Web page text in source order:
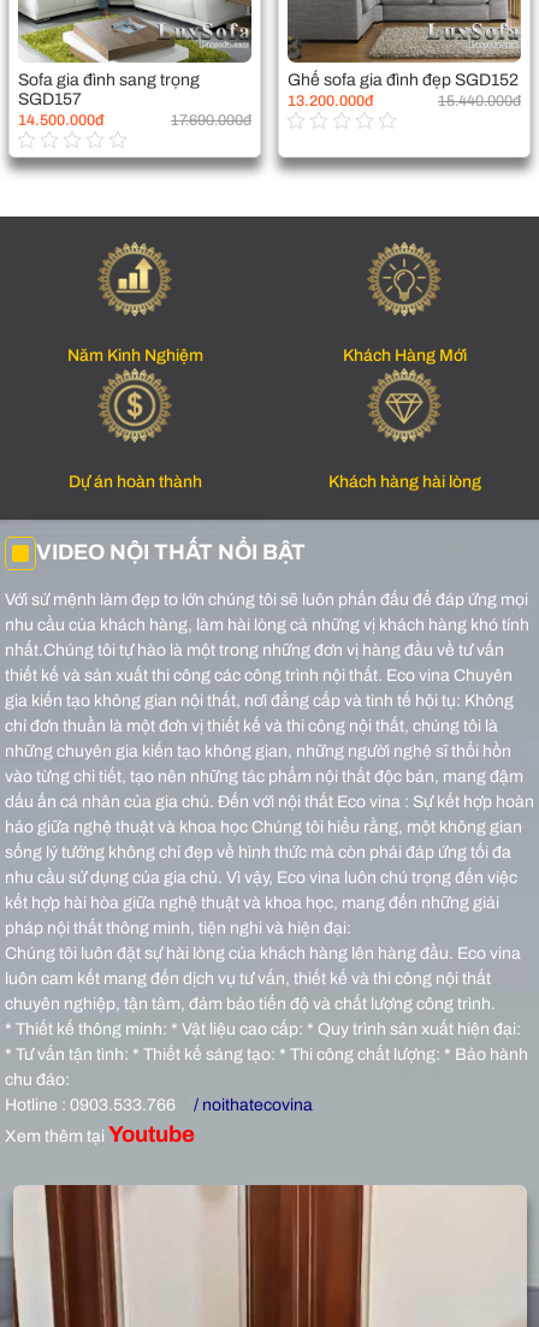
Sofa gia đình sang trọng
SGD157
14.500.000đ 17.690.000đ
Ghế sofa gia đình đẹp SGD152
13.200.000đ 15.440.000đ
Năm Kinh Nghiệm Khách Hàng Mới
Dự án hoàn thành Khách hàng hài lòng
VIDEO NỘI THẤT NỔI BẬT
Với sứ mệnh làm đẹp to lớn chúng tôi sẽ luôn phấn đấu để đáp ứng mọi
nhu cầu của khách hàng, làm hài lòng cả những vị khách hàng khó tính
nhất.Chúng tôi tự hào là một trong những đơn vị hàng đầu về tư vấn
thiết kế và sản xuất thi công các công trình nội thất. Eco vina Chuyên
gia kiến tạo không gian nội thất, nơi đẳng cấp và tinh tế hội tụ: Không
chỉ đơn thuần là một đơn vị thiết kế và thi công nội thất, chúng tôi là
những chuyên gia kiến tạo không gian, những người nghệ sĩ thổi hồn
vào từng chi tiết, tạo nên những tác phẩm nội thất độc bản, mang đậm
dấu ấn cá nhân của gia chủ. Đến với nội thất Eco vina : Sự kết hợp hoàn
hảo giữa nghệ thuật và khoa học Chúng tôi hiểu rằng, một không gian
sống lý tưởng không chỉ đẹp về hình thức mà còn phải đáp ứng tối đa
nhu cầu sử dụng của gia chủ. Vì vậy, Eco vina luôn chú trọng đến việc
kết hợp hài hòa giữa nghệ thuật và khoa học, mang đến những giải
pháp nội thất thông minh, tiện nghi và hiện đại:
Chúng tôi luôn đặt sự hài lòng của khách hàng lên hàng đầu. Eco vina
luôn cam kết mang đến dịch vụ tư vấn, thiết kế và thi công nội thất
chuyên nghiệp, tận tâm, đảm bảo tiến độ và chất lượng công trình.
* Thiết kế thông minh: * Vật liệu cao cấp: * Quy trình sản xuất hiện đại:
* Tư vấn tận tình: * Thiết kế sáng tạo: * Thi công chất lượng: * Bảo hành
chu đáo:
Hotline : 0903.533.766
/ noithatecovina
Xem thêm tại Youtube